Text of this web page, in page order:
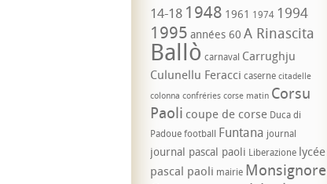
14-18 1948 1961 1974 1994
1995 années 60 A Rinascita
Ballò carnaval Carrughju
Culunellu Feracci caserne citadelle
colonna confréries corse matin Corsu
Paoli coupe de corse Duca di
Padouefootball Funtana journal
journal pascal paoli Liberazione lycée
pascal paoli mairie Monsignore